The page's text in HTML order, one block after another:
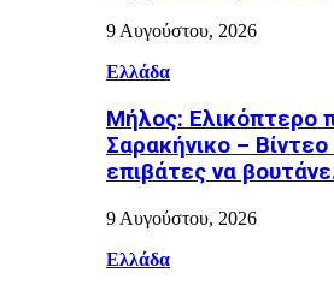
9 Αυγούστου, 2026
Ελλάδα
Μήλος: Ελικόπτερο
Σαρακήνικο – Βίντεο
επιβάτες να
9 Αυγούστου, 2026
Ελλάδα